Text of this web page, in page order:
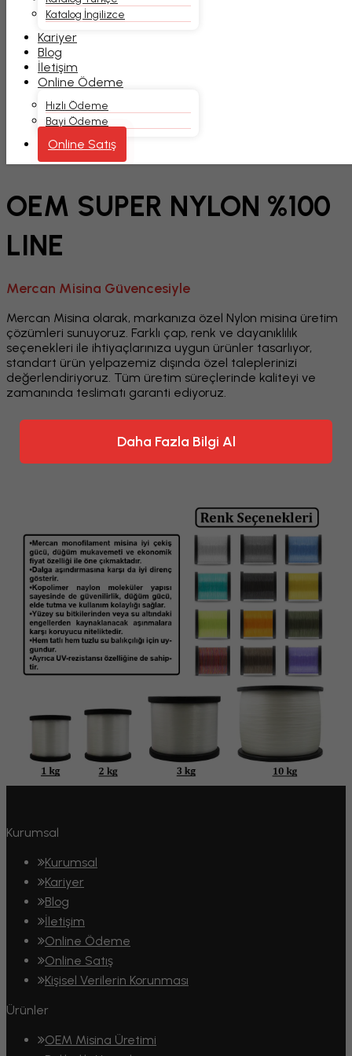
Katalog İngilizce
Kariyer
Blog
İletişim
Online Ödeme
Hızlı Ödeme
Bayi Ödeme
Online Satış
OEM SUPER NYLON %100 LINE
OEM SUPER NYLON %100
LINE
Mercan Misina Güvencesiyle
Mercan Misina olarak, markanıza özel Nylon misina üretim
çözümleri sunuyoruz. Farklı çap, renk ve dayanıklılık
seçenekleri ile ihtiyaçlarınıza uygun ürünler tasarlıyor,
standart ürün yelpazemiz dışında özel taleplerinizi
değerlendiriyoruz. Tüm üretim süreçlerinde kaliteyi ve
zamanında teslimatı garanti ediyoruz.
Daha Fazla Bilgi Al
Kurumsal
Kurumsal
Kariyer
Blog
İletişim
Online Ödeme
Online Satış
Kişisel Verilerin Korunması
Ürünler
OEM Misina Üretimi